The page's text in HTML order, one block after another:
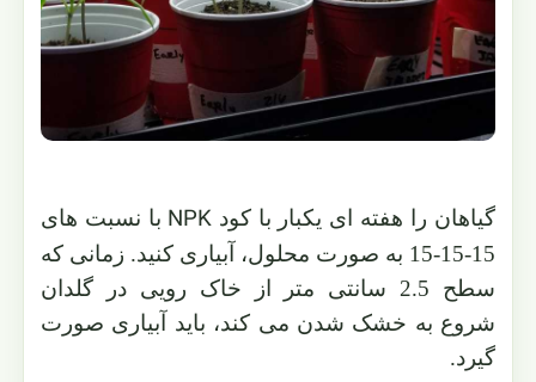
گیاهان را هفته ای یکبار با کود NPK با نسبت های
15-15-15 به صورت محلول، آبیاری کنید. زمانی که
سطح 2.5 سانتی متر از خاک رویی در گلدان
شروع به خشک شدن می کند، باید آبیاری صورت
گیرد.